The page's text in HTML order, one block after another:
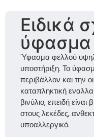
Ειδικά
ύφασμα
Ύφασμα φελλού
υποστήριξη. Το
περιβάλλον και την
καταπληκτική
βινύλιο, επειδή είναι
στους λεκέδες,
υποαλλεργικό.